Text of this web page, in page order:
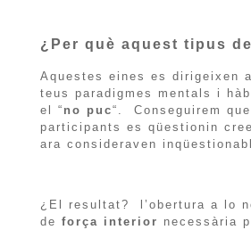
¿Per què aquest tipus
Aquestes eines es dirigeixen
teus paradigmes mentals i
el “ no puc“. Conseguirem
participants es qüestionin
ara consideraven
¿El resultat? l’obertura a lo
de força interior necessària